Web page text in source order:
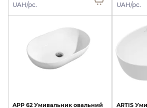
UAH/pc. UAH/pc.
APP 62 Умивальник овальний ARTIS